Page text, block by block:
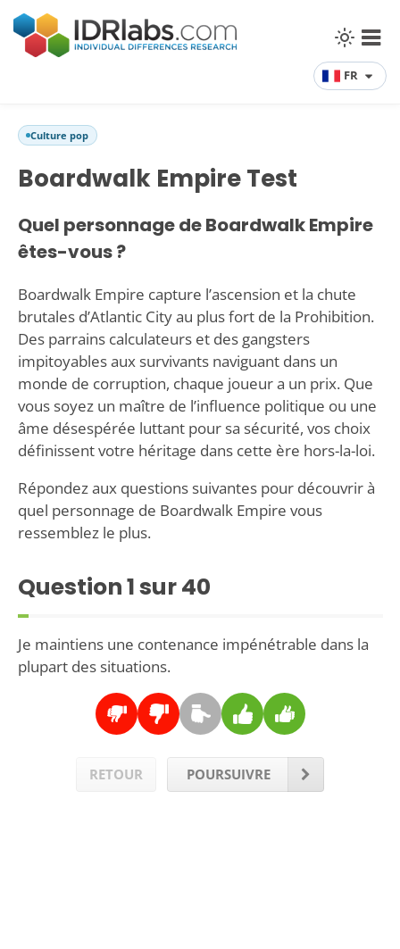
FR
Culture pop
Boardwalk Empire Test
Quel personnage de Boardwalk Empire
êtes-vous ?
Boardwalk Empire capture l’ascension et la chute
brutales d’Atlantic City au plus fort de la Prohibition.
Des parrains calculateurs et des gangsters
impitoyables aux survivants naviguant dans un
monde de corruption, chaque joueur a un prix. Que
vous soyez un maître de l’influence politique ou une
âme désespérée luttant pour sa sécurité, vos choix
définissent votre héritage dans cette ère hors-la-loi.
Répondez aux questions suivantes pour découvrir à
quel personnage de Boardwalk Empire vous
ressemblez le plus.
Question1sur 40
Je maintiens une contenance impénétrable dans la
plupart des situations.
RETOUR POURSUIVRE